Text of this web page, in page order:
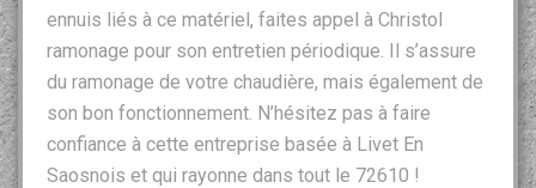
ennuis liés à ce matériel, faites appel à Christol
ramonage pour son entretien périodique. Il s’assure
du ramonage de votre chaudière, mais également de
son bon fonctionnement. N’hésitez pas à faire
confiance à cette entreprise basée à Livet En
Saosnois et qui rayonne dans tout le 72610 !